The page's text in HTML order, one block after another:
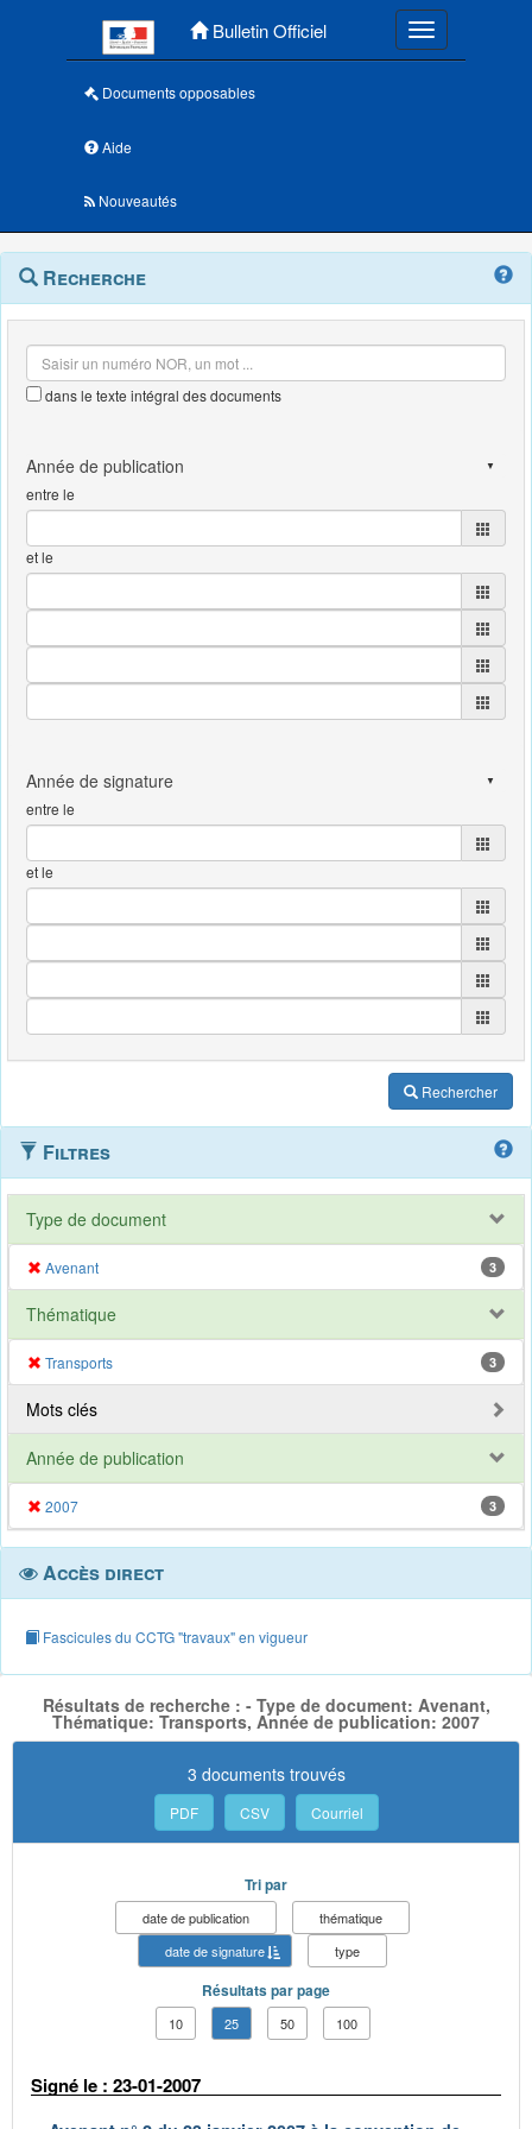
Bulletin Officiel Toggle
Documents opposables
Aide
Nouveautés
Navigation
outils
Menu
contextuel
Recherche
dans le texte intégral des documents
entre le
et le
entre le
et le
Rechercher
Filtres
Type de document
Avenant 3
Thématique
Transports 3
Mots clés
Année de publication
2007 3
Accès direct
Fascicules du CCTG "travaux" en vigueur
Résultats de recherche : - Type de document: Avenant,
Thématique: Transports, Année de publication: 2007
3 documents trouvés
PDF CSV Courriel
Tri par
date de publication
thématique
date de signature
type
Résultats par page
10 25 50 100
Signé le : 23-01-2007